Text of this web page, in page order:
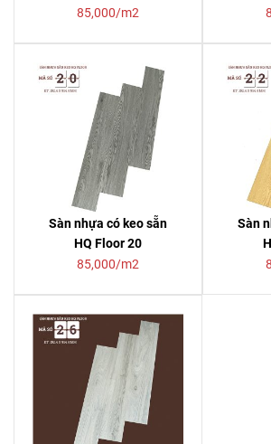
85,000/m2
Sàn nhựa có keo sẵn
HQ Floor 20
85,000/m2
Sàn